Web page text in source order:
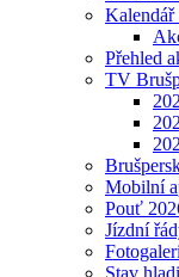
Kalendář
Přehled
TV
Mobilní
Pouť
Jízdní
Stav